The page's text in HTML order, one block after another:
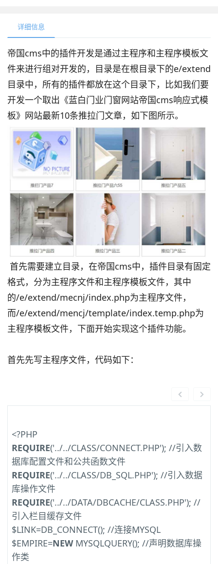
详细信息
帝国cms中的插件开发是通过主程序和主程序模板文
件来进行组对开发的，目录是在根目录下的e/extend
目录中，所有的插件都放在这个目录下，比如我们要
开发一个取出《蓝白门业门窗网站帝国cms响应式模
板》网站最新10条推拉门文章，如下图所示。
首先需要建立目录，在帝国cms中，插件目录有固定
格式，分为主程序文件和主程序模板文件，其中
的/e/extend/mecnj/index.php为主程序文件，
而/e/extend/mencj/template/index.temp.php为
主程序模板文件，下面开始实现这个插件功能。
首先先写主程序文件，代码如下：
<?PHP
REQUIRE('../../CLASS/CONNECT.PHP'); //引入数
据库配置文件和公共函数文件
REQUIRE('../../CLASS/DB_SQL.PHP'); //引入数据
库操作文件
REQUIRE('../../DATA/DBCACHE/CLASS.PHP'); //
引入栏目缓存文件
$LINK=DB_CONNECT(); //连接MYSQL
$EMPIRE=NEW MYSQLQUERY(); //声明数据库操
作类